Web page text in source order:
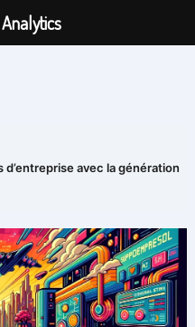
avec la génération